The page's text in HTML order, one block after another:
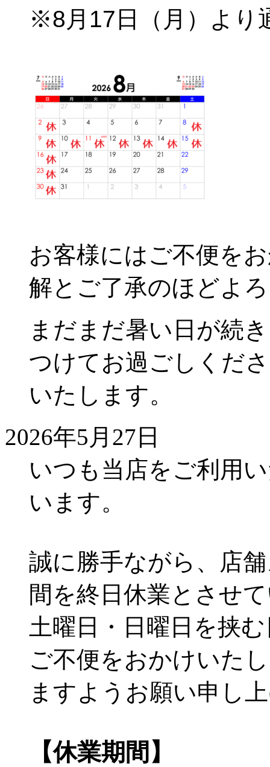
※8月17日（月）より
お客様にはご不便を
解とご了承のほどよ
まだまだ暑い日が続
つけてお過ごしくだ
いたします。
2026年5月27日
いつも当店をご利用
います。
誠に勝手ながら、店
間を終日休業とさせ
土曜日・日曜日を挟
ご不便をおかけいた
ますようお願い申し
【休業期間】